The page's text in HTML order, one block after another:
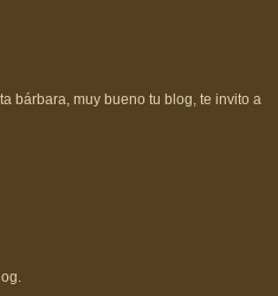
bárbara, muy bueno tu blog, te invito a